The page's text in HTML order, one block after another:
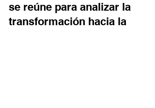
se reúne para analizar la
transformación hacia la